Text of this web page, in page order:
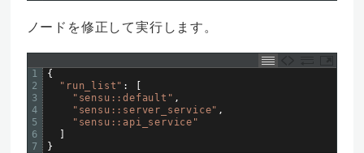
ノードを修正して実行します。
1
2
3
4
5
6
7
{
"run_list" :
[
"sensu::default" ,
"sensu::server_service" ,
"sensu::api_service"
]
}